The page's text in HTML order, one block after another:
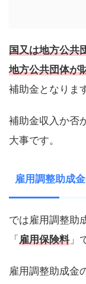
国又は地方公共
地方公共団体が
補助金となりま
補助金収入か否
大事です。
雇用調整助成
では雇用調整助
「 雇用保険料」
雇用調整助成金